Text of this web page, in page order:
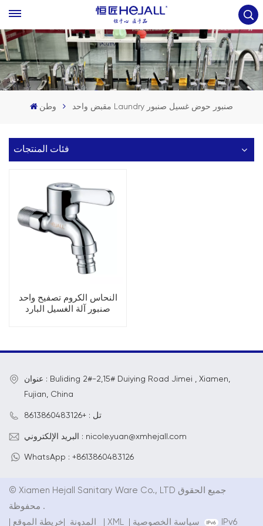
وطن مقبض واحد Laundry صنبور حوض غسيل صنبور
فئات المنتجات
النحاس الكروم تصفيح واحد
صنبور آلة الغسيل البارد
عنوان : Buliding 2#-2,15# Duiying Road Jimei , Xiamen,
Fujian, China
تل : +8613860483126
البريد الإلكتروني : nicole.yuan@xmhejall.com
WhatsApp : +8613860483126
© Xiamen Hejall Sanitary Ware Co., LTD جميع الحقوق
محفوظة .
المدونة XML سياسة الخصوصية IPv6